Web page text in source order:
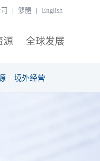
繁體 English
源 全球发展
| 境外经营